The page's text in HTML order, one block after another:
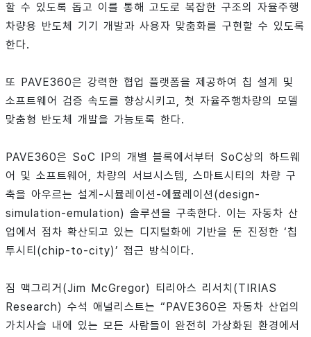
할 수 있도록 돕고 이를 통해 고도로 복잡한 구조의 자율주행
차량용 반도체 기기 개발과 사용자 맞춤화를 구현할 수 있도록
한다.
또 PAVE360은 강력한 협업 플랫폼을 제공하여 칩 설계 및
소프트웨어 검증 속도를 향상시키고, 첫 자율주행차량의 모델
맞춤형 반도체 개발을 가능토록 한다.
PAVE360은 SoC IP의 개별 블록에서부터 SoC상의 하드웨
어 및 소프트웨어, 차량의 서브시스템, 스마트시티의 차량 구
축을 아우르는 설계-시뮬레이션-에뮬레이션(design-
simulation-emulation) 솔루션을 구축한다. 이는 자동차 산
업에서 점차 확산되고 있는 디지털화에 기반을 둔 진정한 ‘칩
투시티(chip-to-city)’ 접근 방식이다.
짐 맥그리거(Jim McGregor) 티리아스 리서치(TIRIAS
Research) 수석 애널리스트는 “PAVE360은 자동차 산업의
가치사슬 내에 있는 모든 사람들이 완전히 가상화된 환경에서